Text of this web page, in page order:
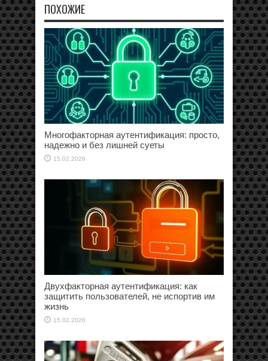
ПОХОЖИЕ
Многофакторная аутентификация: просто,
надежно и без лишней суеты
15.02.2026
Двухфакторная аутентификация: как
защитить пользователей, не испортив им
жизнь
15.02.2026